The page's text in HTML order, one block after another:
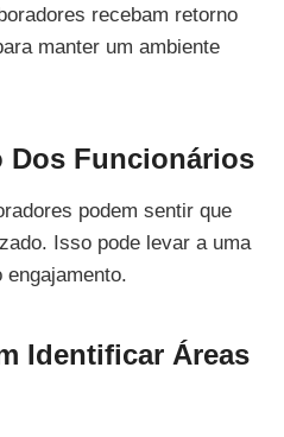
recebam retorno
manter um ambiente
Dos Funcionários
podem sentir que
Isso pode levar a uma
engajamento.
Identificar Áreas